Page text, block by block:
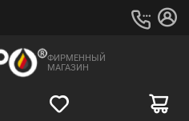
ФИРМЕННЫЙ
МАГАЗИН